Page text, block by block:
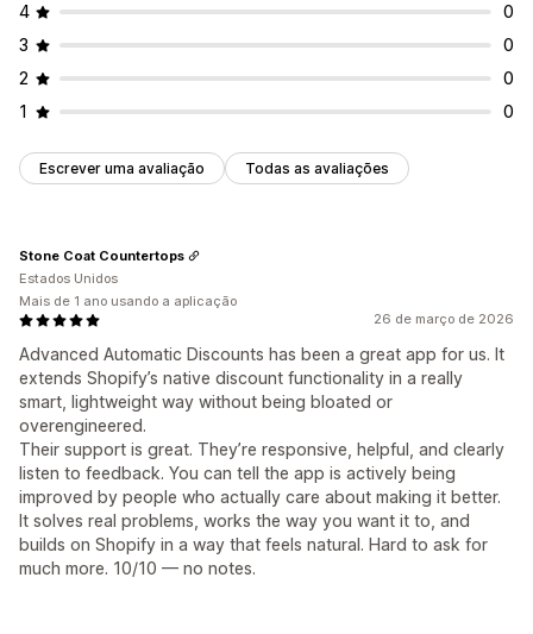
4
0
3
0
2
0
1
0
Escrever uma avaliação Todas as avaliações
26 de março de 2026
Advanced Automatic Discounts has been a great app for us. It
extends Shopify’s native discount functionality in a really
smart, lightweight way without being bloated or
overengineered.
Their support is great. They’re responsive, helpful, and clearly
listen to feedback. You can tell the app is actively being
improved by people who actually care about making it better.
It solves real problems, works the way you want it to, and
builds on Shopify in a way that feels natural. Hard to ask for
much more. 10/10 — no notes.
Stone Coat Countertops
Estados Unidos
Mais de 1 ano usando a aplicação